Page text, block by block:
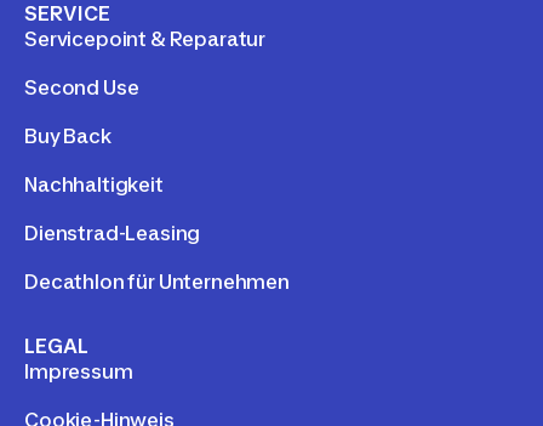
SERVICE
Servicepoint & Reparatur
Second Use
Buy Back
Nachhaltigkeit
Dienstrad-Leasing
Decathlon für Unternehmen
LEGAL
Impressum
Cookie-Hinweis